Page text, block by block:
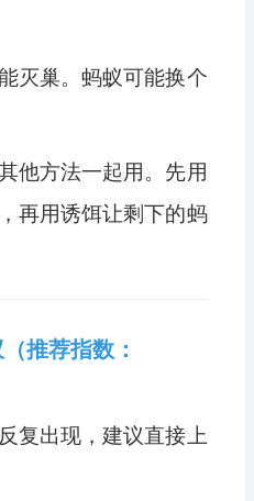
灭巢。蚂蚁可能换个
他方法一起用。先用
再用诱饵让剩下的蚂
推荐指数：
复出现，建议直接上